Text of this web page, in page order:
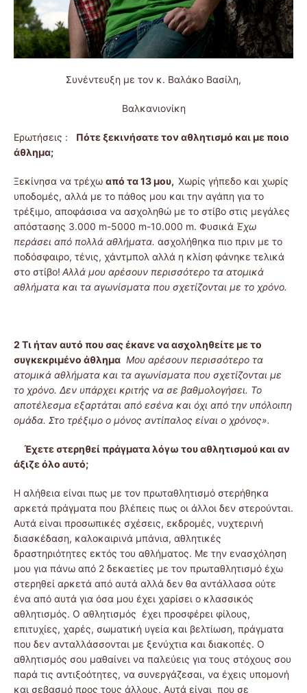
Συνέντευξη με τον κ. Βαλάκο Βασίλη,
Βαλκανιονίκη
Ερωτήσεις :
Πότε ξεκινήσατε τον αθλητισμό και με ποιο
άθλημα;
Ξεκίνησα να τρέχω από τα 13 μου, Χωρίς γήπεδο και χωρίς
υποδομές, αλλά με το πάθος μου και την αγάπη για το
τρέξιμο, αποφάσισα να ασχοληθώ με το στίβο στις μεγάλες
απόστασης 3.000 m-5000 m-10.000 m. Φυσικά Έχω
περάσει από πολλά αθλήματα. ασχολήθηκα πιο πριν με το
ποδόσφαιρο, τένις, χάντμπολ αλλά η κλίση φάνηκε τελικά
στο στίβο! Αλλά μου αρέσουν περισσότερο τα ατομικά
αθλήματα και τα αγωνίσματα που σχετίζονται με το χρόνο.
2 Τι ήταν αυτό που σας έκανε να ασχοληθείτε με το
συγκεκριμένο άθλημα Μου αρέσουν περισσότερο τα
ατομικά αθλήματα και τα αγωνίσματα που σχετίζονται με
το χρόνο. Δεν υπάρχει κριτής να σε βαθμολογήσει. Το
αποτέλεσμα εξαρτάται από εσένα και όχι από την υπόλοιπη
ομάδα. Στο τρέξιμο ο μόνος αντίπαλος είναι ο χρόνος».
Έχετε στερηθεί πράγματα λόγω του αθλητισμού και αν
άξιζε όλο αυτό;
Η αλήθεια είναι πως με τον πρωταθλητισμό στερήθηκα
αρκετά πράγματα που βλέπεις πως οι άλλοι δεν στερούνται.
Αυτά είναι προσωπικές σχέσεις, εκδρομές, νυχτερινή
διασκέδαση, καλοκαιρινά μπάνια, αθλητικές
δραστηριότητες εκτός του αθλήματος. Με την ενασχόληση
μου για πάνω από 2 δεκαετίες με τον πρωταθλητισμό έχω
στερηθεί αρκετά από αυτά αλλά δεν θα αντάλλασα ούτε
ένα από αυτά για όσα μου έχει χαρίσει ο κλασσικός
αθλητισμός. Ο αθλητισμός έχει προσφέρει φίλους,
επιτυχίες, χαρές, σωματική υγεία και βελτίωση, πράγματα
που δεν ανταλλάσσονται με ξενύχτια και διακοπές. Ο
αθλητισμός σου μαθαίνει να παλεύεις για τους στόχους σου
παρά τις αντιξοότητες, να συνεργάζεσαι, να έχεις υπομονή
και σεβασμό προς τους άλλους. Αυτά είναι που σε